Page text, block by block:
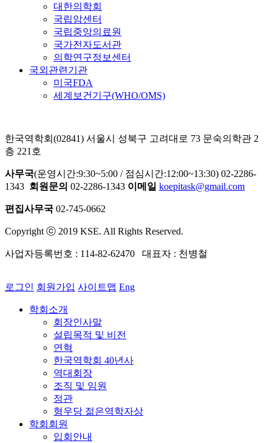
대한의학회
국립암센터
국립중앙의료원
국가전자도서관
의학연구정보센터
국외관련기관
미국FDA
세계보건기구(WHO/OMS)
한국역학회(02841) 서울시 성북구 고려대로 73 문숙의학관 2
층 221호
사무국(운영시간:9:30~5:00 / 점심시간:12:00~13:30) 02-2286-
1343 회원문의 02-2286-1343 이메일 koepitask@gmail.com
편집사무국 02-745-0662
Copyright ⓒ 2019 KSE. All Rights Reserved.
사업자등록번호 : 114-82-62470 대표자 : 천병철
로그인 회원가입 사이트맵 Eng
학회소개
회장인사말
설립목적 및 비전
연혁
한국역학회 40년사
역대회장
조직 및 임원
정관
형우당 젊은역학자상
학회회원
입회안내